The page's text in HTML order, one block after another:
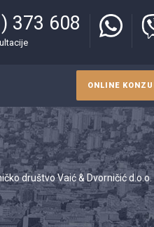
373 608
ONLINE
društvo Vaić & Dvorničić d.o.o.